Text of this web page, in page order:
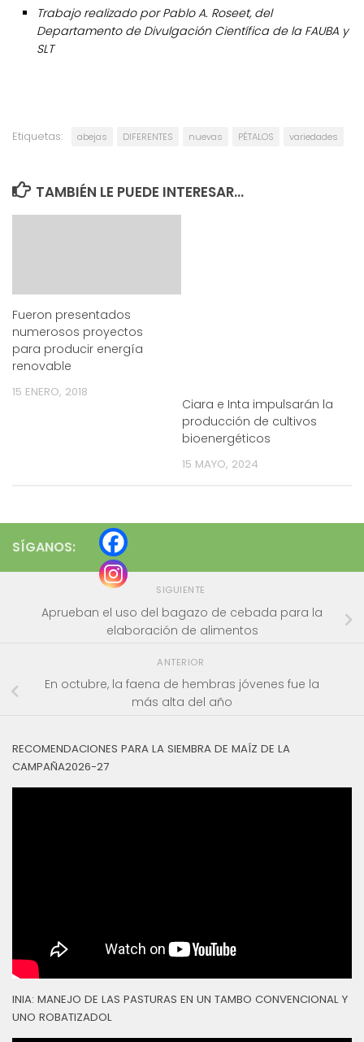
Trabajo realizado por Pablo A. Roseet, del
Departamento de Divulgación Científica de la FAUBA y
SLT
Etiquetas: abejas DIFERENTES nuevas PÉTALOS variedades
TAMBIÉN LE PUEDE INTERESAR...
Fueron presentados
numerosos proyectos
para producir energía
renovable
15 ENERO, 2018
Ciara e Inta impulsarán la
producción de cultivos
bioenergéticos
15 MAYO, 2024
SÍGANOS:
SIGUIENTE
Aprueban el uso del bagazo de cebada para la
elaboración de alimentos
ANTERIOR
En octubre, la faena de hembras jóvenes fue la
más alta del año
RECOMENDACIONES PARA LA SIEMBRA DE MAÍZ DE LA
CAMPAÑA2026-27
INIA: MANEJO DE LAS PASTURAS EN UN TAMBO CONVENCIONAL Y
UNO ROBATIZADOL